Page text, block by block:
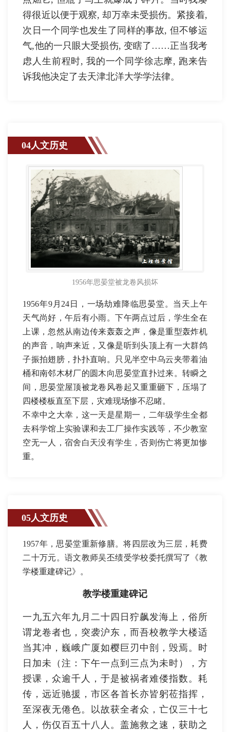
得很近以便于观察, 却万幸未受损伤。紧接着,
次日一个同学也发生了同样的事故, 但不够运
气,他的一只眼大受损伤, 变瞎了……正当我考
虑人生前程时, 我的一个同学徐志摩, 跑来告
诉我他决定了去天津北洋大学学法律。
04人文历史
1956年思晏堂被龙卷风损坏
1956年9月24日，一场劫难降临思晏堂。当天上午
天气尚好，午后有小雨。下午两点过后，学生全在
上课，忽然从南边传来轰轰之声，像是重型轰炸机
的声音，响声来近，又像是听到头顶上有一大群鸽
子振拍翅膀，扑扑直响。只见半空中乌云夹带着油
桶和南邻木材厂的圆木向思晏堂直扑过来。转瞬之
间，思晏堂屋顶被龙卷风卷起又重重砸下，压塌了
四楼楼板直至下层，灾难现场惨不忍睹。
不幸中之大幸，这一天是星期一，二年级学生全都
去科学馆上实验课和去工厂操作实践等，不少教室
空无一人，宿舍白天没有学生，否则伤亡将更加惨
重。
05人文历史
1957年，思晏堂重新修膳。将四层改为三层，耗费
二十万元。语文教师吴丕绩受学校委托撰写了《教
学楼重建碑记》。
教学楼重建碑记
一九五六年九月二十四日狞飙发海上，俗所
谓龙卷者也，突袭沪东，而吾校教学大楼适
当其冲，巍峨广厦如樱巨刃中剖，毁焉。时
日加未（注：下午一点到三点为未时），方
授课，众逾千人，于是被祸者难偻指数。耗
传，远近驰援，市区各首长亦皆躬莅指挥，
至深夜无倦色。以故获全者众，亡仅三十七
人，伤仅百五十八人。盖施救之速，获助之